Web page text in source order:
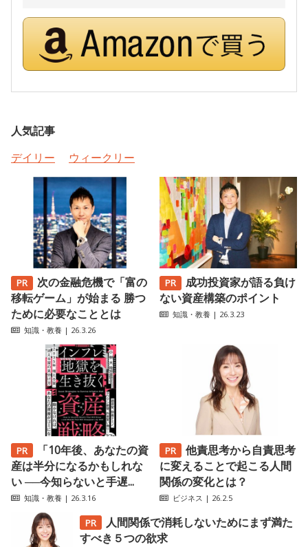
人気記事
デイリー
ウィークリー
次の金融危機で「富の
移転ゲーム」が始まる 勝つ
ために必要なこととは
知識・教養 | 26.3.26
成功投資家が語る負け
ない資産構築のポイント
知識・教養 | 26.3.23
「10年後、あなたの資
産は半分になるかもしれな
い ──今知らないと手遅...
知識・教養 | 26.3.16
他責思考から自責思考
に変えることで起こる人間
関係の変化とは？
ビジネス | 26.2.5
人間関係で消耗しないためにまず満た
すべき５つの欲求